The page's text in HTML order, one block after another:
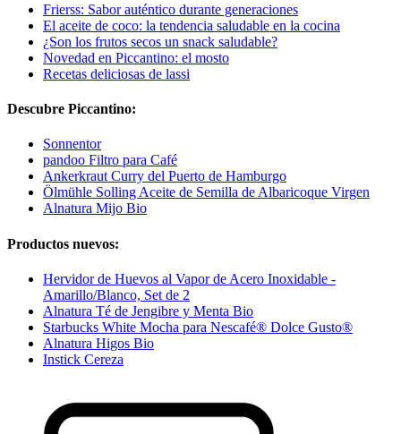
Frierss: Sabor auténtico durante generaciones
El aceite de coco: la tendencia saludable en la cocina
¿Son los frutos secos un snack saludable?
Novedad en Piccantino: el mosto
Recetas deliciosas de lassi
Descubre Piccantino:
Sonnentor
pandoo Filtro para Café
Ankerkraut Curry del Puerto de Hamburgo
Ölmühle Solling Aceite de Semilla de Albaricoque Virgen
Alnatura Mijo Bio
Productos nuevos:
Hervidor de Huevos al Vapor de Acero Inoxidable -
Amarillo/Blanco, Set de 2
Alnatura Té de Jengibre y Menta Bio
Starbucks White Mocha para Nescafé® Dolce Gusto®
Alnatura Higos Bio
Instick Cereza